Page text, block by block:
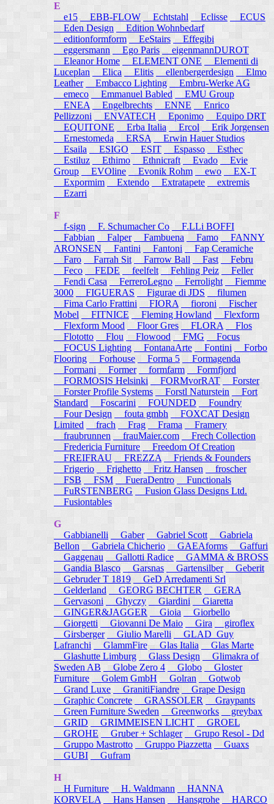
E
e15 EBB-FLOW Echtstahl Eclisse
ECUS
Eden Design
Edition Wohnbedarf
editionformform
EeStairs
Effegibi
eggersmann
Ego Paris
eigenmannDUROT
Eleanor Home
ELEMENT ONE
Elementi di
Luceplan
Elica Elitis ellenbergerdesign
Elmo
Leather
Embacco Lighting
Embru-Werke AG
emeco
Emmanuel Babled
EMU Group
ENEA
Engelbrechts ENNE
Enrico
Pellizzoni ENVATECH Eponimo
Equipo DRT
EQUITONE
Erba Italia Ercol
Erik Jorgensen
Ernestomeda
ERSA
Erwin Hauer Studios
Esaila
ESIGO ESIT Espasso
Esthec
Estiluz
Ethimo Ethnicraft Evado
Evie
Group
EVOline Evonik Rohm ewo
EX-T
Expormim
Extendo Extratapete
extremis
Ezarri
F
f-sign
F. Schumacher Co
F.LLi BOFFI
Fabbian
Falper Fambuena Famo
FANNY
ARONSEN
Fantini Fantoni
Fap Ceramiche
Faro
Farrah Sit Farrow Ball Fast
Febru
Feco
FEDE feelfelt Fehling Peiz
Feller
Fendi Casa
FerreroLegno Ferrolight
Fiemme
3000
FIGUERAS Figurae di JDS
filumen
Fima Carlo Frattini
FIORA fioroni
Fischer
Mobel
FITNICE Fleming Howland
Flexform
Flexform Mood
Floor Gres FLORA
Flos
Flototto
Flou Flowood FMG
Focus
FOCUS Lighting
FontanaArte Fontini
Forbo
Flooring
Forhouse Forma 5
Formagenda
Formani
Former formfarm
Formfjord
FORMOSIS Helsinki
FORMvorRAT
Forster
Forster Profile Systems
Forstl Naturstein
Fort
Standard
Foscarini FOUNDED
Foundry
Four Design
fouta gmbh
FOXCAT Design
Limited
frach Frag Frama
Framery
fraubrunnen
frauMaier.com
Frech Collection
Fredericia Furniture
Freedom Of Creation
FREIFRAU
FREZZA
Friends & Founders
Frigerio
Frighetto Fritz Hansen
froscher
FSB
FSM FueraDentro
Functionals
FuRSTENBERG
Fusion Glass Designs Ltd.
Fusiontables
G
Gabbianelli
Gaber Gabriel Scott
Gabriela
Bellon
Gabriela Chicherio GAEAforms
Gaffuri
Gaggenau
Gallotti Radice
GAMMA & BROSS
Gandia Blasco
Garsnas Gartensilber
Geberit
Gebruder T 1819
GeD Arredamenti Srl
Gelderland
GEORG BECHTER
GERA
Gervasoni
Ghyczy Giardini
Giaretta
GINGER&JAGGER
Gioia
Giorbello
Giorgetti
Giovanni De Maio Gira
giroflex
Girsberger
Giulio Marelli
GLAD_Guy
Lafranchi
GlammFire Glas Italia
Glas Marte
Glashutte Limburg
Glass Design
Glimakra of
Sweden AB
Globe Zero 4 Globo
Gloster
Furniture
Golem GmbH Golran
Gotwob
Grand Luxe
GranitiFiandre
Grape Design
Graphic Concrete
GRASSOLER
Graypants
Green Furniture Sweden
Greenworks
greybax
GRID
GRIMMEISEN LICHT
GROEL
GROHE
Gruber + Schlager
Grupo Resol - Dd
Gruppo Mastrotto
Gruppo Piazzetta
Guaxs
GUBI
Gufram
H
H Furniture
H. Waldmann
HANNA
KORVELA
Hans Hansen Hansgrohe HARCO